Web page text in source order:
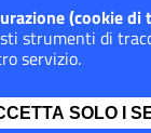
(cookie di
strumenti di
servizio.
SOLO I